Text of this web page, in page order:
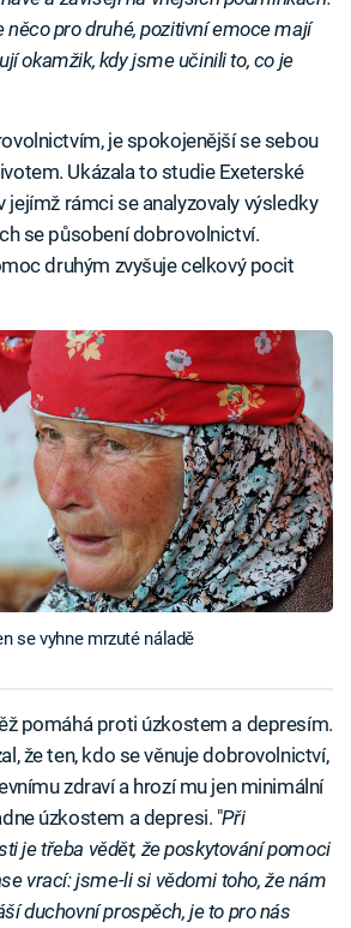
něco pro druhé, pozitivní emoce mají
okamžik, kdy jsme učinili to, co je
je spokojenější se sebou
Ukázala to studie Exeterské
jejímž rámci se analyzovaly výsledky
se působení dobrovolnictví.
druhým zvyšuje celkový pocit
se vyhne mrzuté náladě
pomáhá proti úzkostem a depresím.
že ten, kdo se věnuje dobrovolnictví,
zdraví a hrozí mu jen minimální
úzkostem a depresi. "Při
je třeba vědět, že poskytování pomoci
vrací: jsme-li si vědomi toho, že nám
duchovní prospěch, je to pro nás